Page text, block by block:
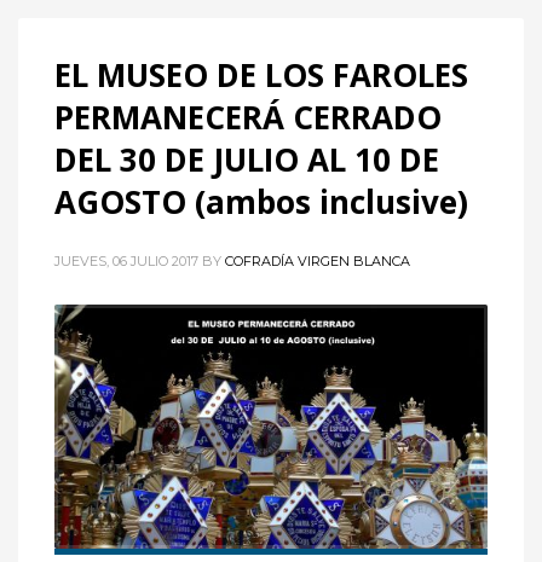
EL MUSEO DE LOS FAROLES
PERMANECERÁ CERRADO
DEL 30 DE JULIO AL 10 DE
AGOSTO (ambos inclusive)
JUEVES, 06 JULIO 2017 BY COFRADÍA VIRGEN BLANCA